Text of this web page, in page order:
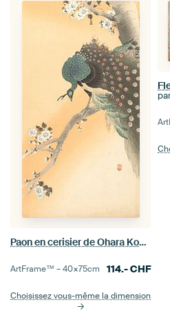
Paon en cerisier de Ohara Koson
ArtFrame™ –40×75cm 114.-CHF
Choisissez vous-même la dimension